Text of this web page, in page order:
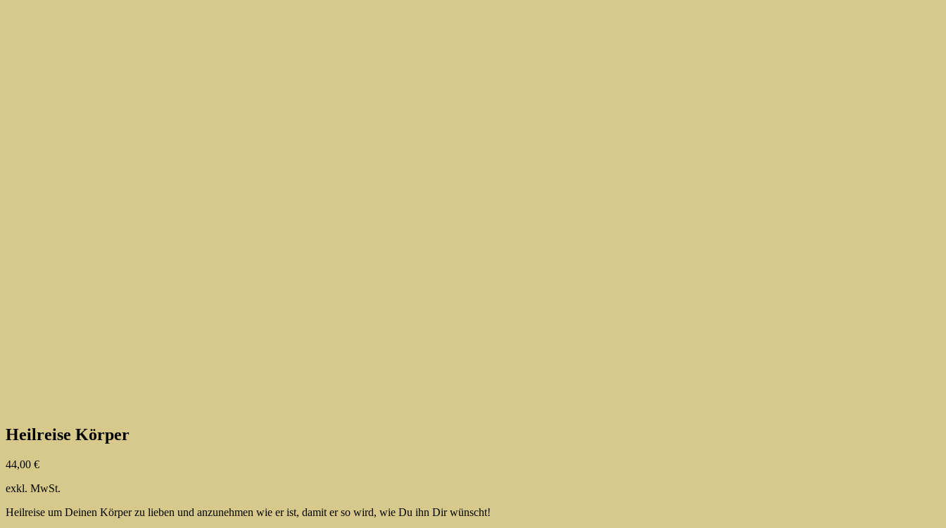
Heilreise Körper
44,00 €
exkl. MwSt.
Heilreise um Deinen Körper zu lieben und anzunehmen wie er ist, damit er so wird, wie Du ihn Dir wünscht!